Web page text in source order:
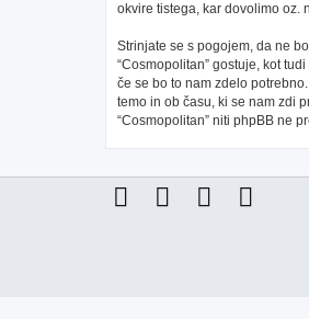
okvire tistega, kar dovolimo oz.
Strinjate se s pogojem, da ne
“Cosmopolitan” gostuje, kot
če se bo to nam zdelo
temo in ob času, ki se nam zdi
“Cosmopolitan” niti phpBB ne